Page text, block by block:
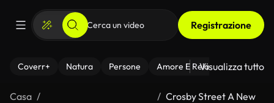
Registrazione
Coverr+ Natura Persone Amore E Relazioni Il
Visualizza tutto
Casa
Crosby Street A New